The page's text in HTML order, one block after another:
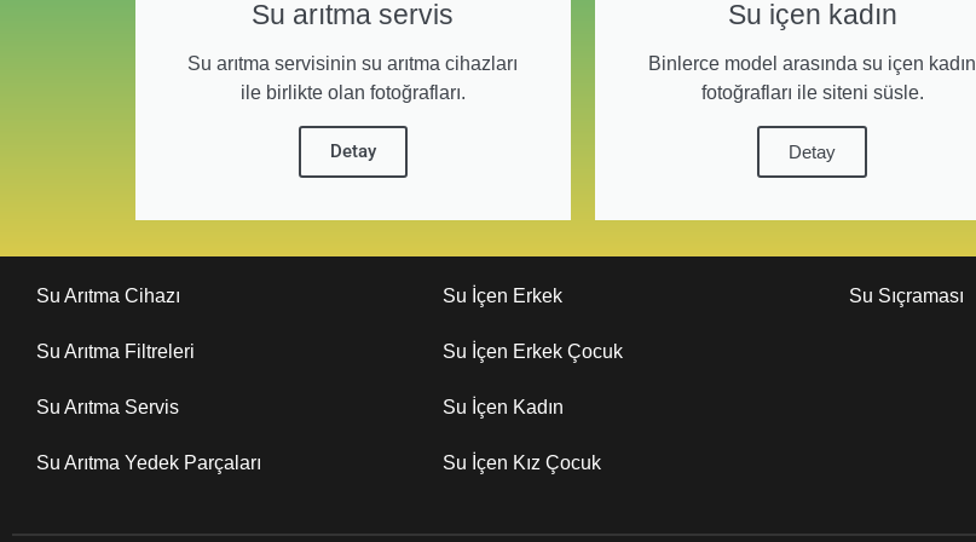
Su arıtma servis
Su arıtma servisinin su arıtma cihazları
ile birlikte olan fotoğrafları.
Detay
Su içen kadın
Binlerce model arasında su içen kadın
fotoğrafları ile siteni süsle.
Detay
Su Arıtma Cihazı
Su Arıtma Filtreleri
Su Arıtma Servis
Su Arıtma Yedek Parçaları
Su İçen Erkek
Su İçen Erkek Çocuk
Su İçen Kadın
Su İçen Kız Çocuk
Su Sıçraması